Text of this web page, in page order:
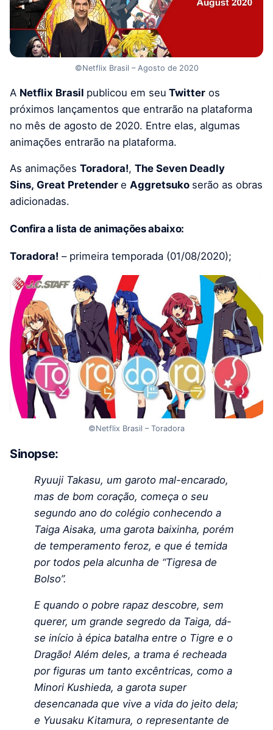
©Netflix Brasil – Agosto de 2020
A Netflix Brasil publicou em seu Twitter os
próximos lançamentos que entrarão na plataforma
no mês de agosto de 2020. Entre elas, algumas
animações entrarão na plataforma.
As animações Toradora!, The Seven Deadly
Sins, Great Pretender e Aggretsuko serão as obras
adicionadas.
Confira a lista de animações abaixo:
Toradora! – primeira temporada (01/08/2020);
©Netflix Brasil – Toradora
Sinopse:
Ryuuji Takasu, um garoto mal-encarado,
mas de bom coração, começa o seu
segundo ano do colégio conhecendo a
Taiga Aisaka, uma garota baixinha, porém
de temperamento feroz, e que é temida
por todos pela alcunha de “Tigresa de
Bolso”.
E quando o pobre rapaz descobre, sem
querer, um grande segredo da Taiga, dá-
se início à épica batalha entre o Tigre e o
Dragão! Além deles, a trama é recheada
por figuras um tanto excêntricas, como a
Minori Kushieda, a garota super
desencanada que vive a vida do jeito dela;
e Yuusaku Kitamura, o representante de